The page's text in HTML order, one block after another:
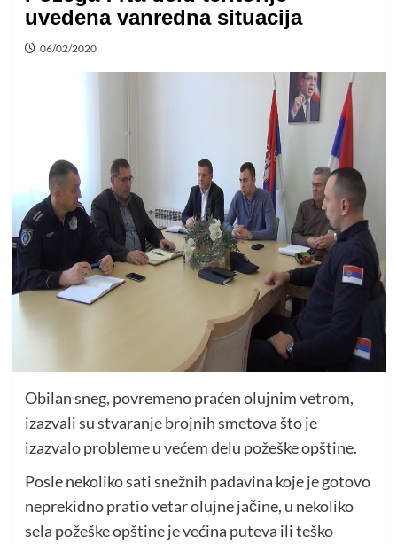
uvedena vanredna situacija
06/02/2020
Obilan sneg, povremeno praćen olujnim vetrom,
izazvali su stvaranje brojnih smetova što je
izazvalo probleme u većem delu požeške opštine.
Posle nekoliko sati snežnih padavina koje je gotovo
neprekidno pratio vetar olujne jačine, u nekoliko
sela požeške opštine je većina puteva ili teško